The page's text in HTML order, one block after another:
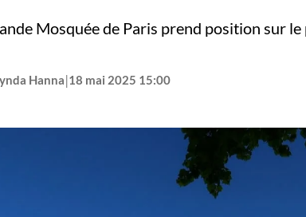
Mosquée de Paris prend position sur
Hanna|18 mai 2025 15:00